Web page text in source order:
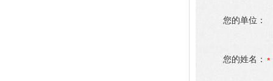
您的单位：
您的姓名：